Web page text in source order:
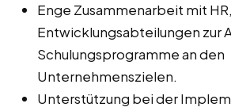
Enge Zusammenarbeit mit
Entwicklungsabteilungen zur
Schulungsprogramme an den
Unternehmenszielen.
Unterstützung bei der